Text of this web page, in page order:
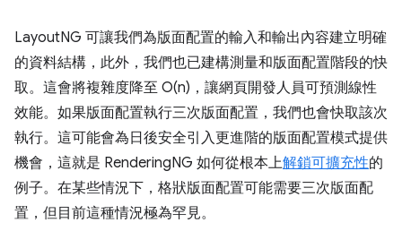
LayoutNG 可讓我們為版面配置的輸入和輸出內容建立明確
的資料結構，此外，我們也已建構測量和版面配置階段的快
取。這會將複雜度降至 O(n)，讓網頁開發人員可預測線性
效能。如果版面配置執行三次版面配置，我們也會快取該次
執行。這可能會為日後安全引入更進階的版面配置模式提供
機會，這就是 RenderingNG 如何從根本上解鎖可擴充性的
例子。在某些情況下，格狀版面配置可能需要三次版面配
置，但目前這種情況極為罕見。